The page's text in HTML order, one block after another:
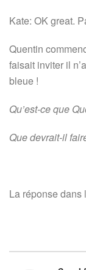
Kate: OK great.
Quentin
faisait inviter il
bleue !
Qu’est-ce que
Que devrait-il
La réponse dans